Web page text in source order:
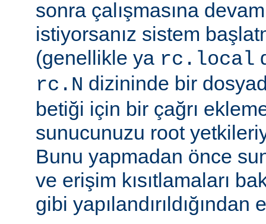
sonra çalışmasına
istiyorsanız sistem
(genellikle ya rc.local
rc.N dizininde bir
betiği için bir çağrı
sunucunuzu root
Bunu yapmadan önce
ve erişim kısıtlamaları
gibi